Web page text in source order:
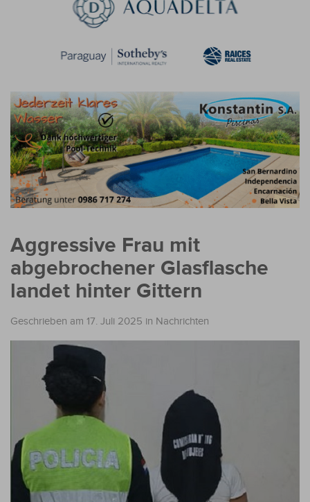
Aggressive Frau mit
abgebrochener Glasflasche
landet hinter Gittern
Geschrieben am 17. Juli 2025 in Nachrichten